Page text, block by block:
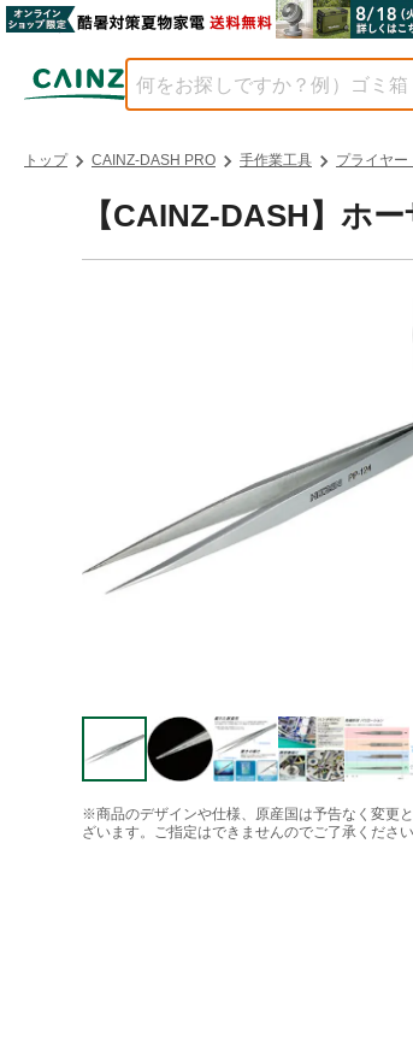
トップ CAINZ-DASH PRO 手作業工具 プライヤー
【CAINZ-DASH】ホ
※商品のデザインや仕様、原産国は予告なく変更
ざいます。ご指定はできませんのでご了承ください